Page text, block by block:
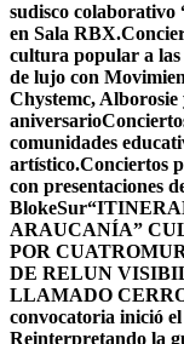
sudisco colaborativo
en Sala RBX.
cultura popular a las
de lujo con
Chystemc, Alborosie
aniversario
comunidades
artístico.Conciertos
con presentaciones
BlokeSur
ARAUCANÍA”
POR CUATRO
DE RELUN
LLAMADO
convocatoria inició
Reinterpretando la